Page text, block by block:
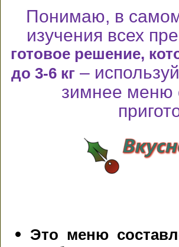
Понимаю, в
изучения всех
готовое решение,
до 3-6 кг–
зимнее меню
Это меню